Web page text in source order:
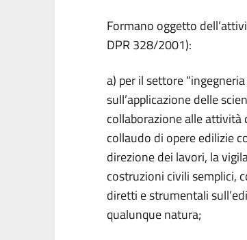
Formano oggetto
DPR 328/2001):
a) per il settore
sull’applicazione delle
collaborazione alle
collaudo di opere edilizie
direzione dei lavori, la
costruzioni civili semplici,
diretti e strumentali
qualunque natura;